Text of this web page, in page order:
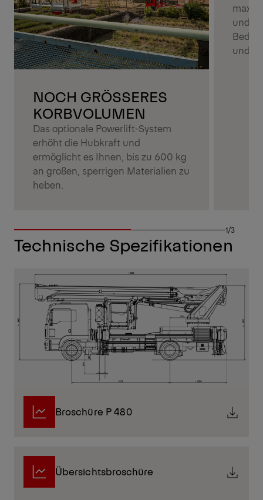
NOCH GRÖSSERES
KORBVOLUMEN
Das optionale Powerlift-System
erhöht die Hubkraft und
ermöglicht es Ihnen, bis zu 600 kg
an großen, sperrigen Materialien zu
heben.
und
und
1/3
Technische Spezifikationen
Broschüre P 480
Übersichtsbroschüre